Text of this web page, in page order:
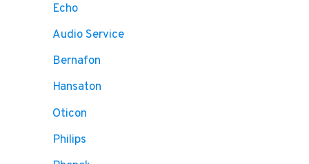
Echo
Audio Service
Bernafon
Hansaton
Oticon
Philips